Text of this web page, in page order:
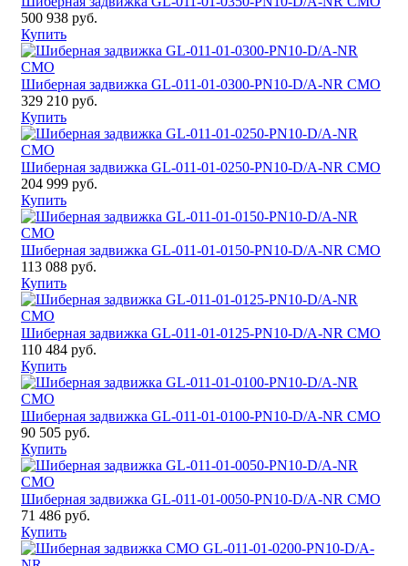
500 938 руб.
Купить
Шиберная задвижка GL-011-01-0300-PN10-D/A-NR CMO
329 210 руб.
Купить
Шиберная задвижка GL-011-01-0250-PN10-D/A-NR CMO
204 999 руб.
Купить
Шиберная задвижка GL-011-01-0150-PN10-D/A-NR CMO
113 088 руб.
Купить
Шиберная задвижка GL-011-01-0125-PN10-D/A-NR CMO
110 484 руб.
Купить
Шиберная задвижка GL-011-01-0100-PN10-D/A-NR CMO
90 505 руб.
Купить
Шиберная задвижка GL-011-01-0050-PN10-D/A-NR CMO
71 486 руб.
Купить